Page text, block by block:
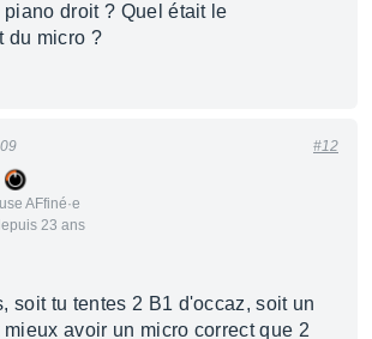
droit ? Quel était le
du micro ?
AFfiné·e
23 ans
#12
soit tu tentes 2 B1 d'occaz, soit un
avoir un micro correct que 2